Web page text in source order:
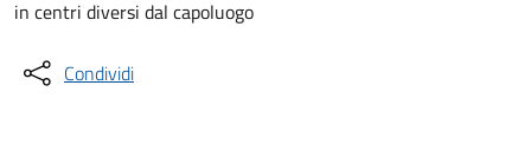
in centri diversi dal capoluogo
Condividi